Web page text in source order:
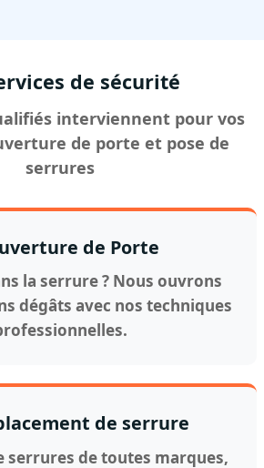
de sécurité
interviennent pour vos
de porte et pose de
serrures
de Porte
la serrure ? Nous ouvrons
dégâts avec nos techniques
de serrure
serrures de toutes marques,